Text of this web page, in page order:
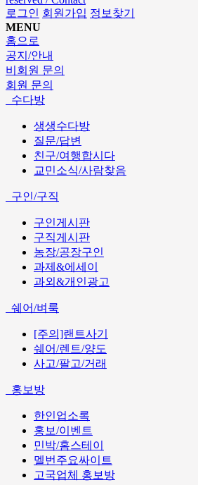
로그인 회원가입 정보찾기
MENU
홈으로
공지/안내
비회원 문의
회원 문의
수다방
생생수다방
질문/답변
친구/여행합시다
교민소식/사람찾음
구인/구직
구인게시판
구직게시판
농장/공장구인
과제&에세이
과외&개인광고
쉐어/벼룩
[주의]랜트사기
쉐어/렌트/양도
사고/팔고/거래
홍보방
한인업소록
홍보/이벤트
민박/홈스테이
멜번주요싸이트
고국업체 홍보방